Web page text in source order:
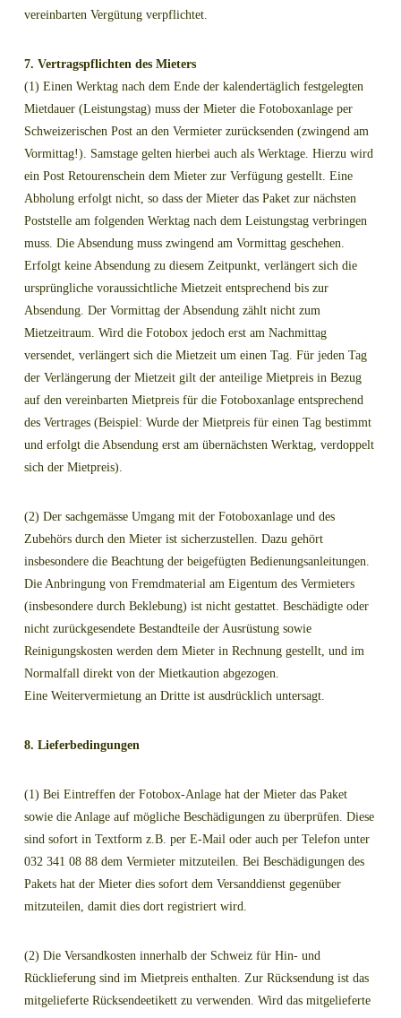
vereinbarten Vergütung verpflichtet.
7. Vertragspflichten des Mieters
(1) Einen Werktag nach dem Ende der kalendertäglich festgelegten
Mietdauer (Leistungstag) muss der Mieter die Fotoboxanlage per
Schweizerischen Post an den Vermieter zurücksenden (zwingend am
Vormittag!). Samstage gelten hierbei auch als Werktage. Hierzu wird
ein Post Retourenschein dem Mieter zur Verfügung gestellt. Eine
Abholung erfolgt nicht, so dass der Mieter das Paket zur nächsten
Poststelle am folgenden Werktag nach dem Leistungstag verbringen
muss. Die Absendung muss zwingend am Vormittag geschehen.
Erfolgt keine Absendung zu diesem Zeitpunkt, verlängert sich die
ursprüngliche voraussichtliche Mietzeit entsprechend bis zur
Absendung. Der Vormittag der Absendung zählt nicht zum
Mietzeitraum. Wird die Fotobox jedoch erst am Nachmittag
versendet, verlängert sich die Mietzeit um einen Tag. Für jeden Tag
der Verlängerung der Mietzeit gilt der anteilige Mietpreis in Bezug
auf den vereinbarten Mietpreis für die Fotoboxanlage entsprechend
des Vertrages (Beispiel: Wurde der Mietpreis für einen Tag bestimmt
und erfolgt die Absendung erst am übernächsten Werktag, verdoppelt
sich der Mietpreis).
(2) Der sachgemässe Umgang mit der Fotoboxanlage und des
Zubehörs durch den Mieter ist sicherzustellen. Dazu gehört
insbesondere die Beachtung der beigefügten Bedienungsanleitungen.
Die Anbringung von Fremdmaterial am Eigentum des Vermieters
(insbesondere durch Beklebung) ist nicht gestattet. Beschädigte oder
nicht zurückgesendete Bestandteile der Ausrüstung sowie
Reinigungskosten werden dem Mieter in Rechnung gestellt, und im
Normalfall direkt von der Mietkaution abgezogen.
Eine Weitervermietung an Dritte ist ausdrücklich untersagt.
8. Lieferbedingungen
(1) Bei Eintreffen der Fotobox-Anlage hat der Mieter das Paket
sowie die Anlage auf mögliche Beschädigungen zu überprüfen. Diese
sind sofort in Textform z.B. per E-Mail oder auch per Telefon unter
032 341 08 88 dem Vermieter mitzuteilen. Bei Beschädigungen des
Pakets hat der Mieter dies sofort dem Versanddienst gegenüber
mitzuteilen, damit dies dort registriert wird.
(2) Die Versandkosten innerhalb der Schweiz für Hin- und
Rücklieferung sind im Mietpreis enthalten. Zur Rücksendung ist das
mitgelieferte Rücksendeetikett zu verwenden. Wird das mitgelieferte